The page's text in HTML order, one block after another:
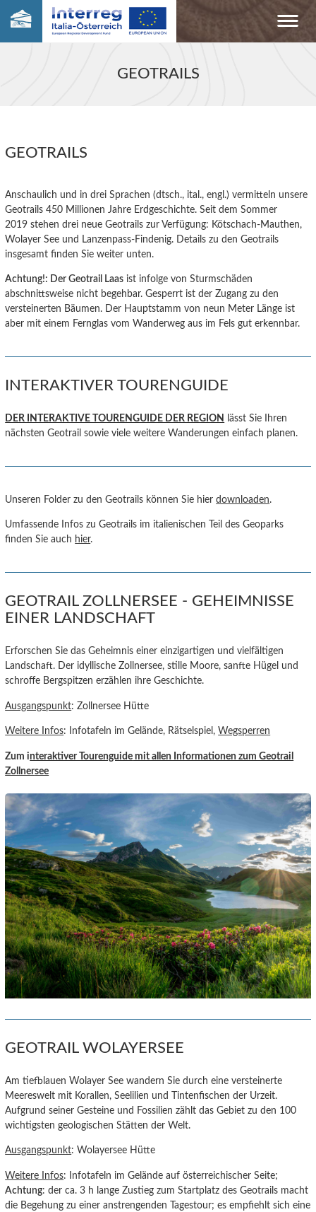
GEOTRAILS
GEOTRAILS
Anschaulich und in drei Sprachen (dtsch., ital., engl.) vermitteln unsere
Geotrails 450 Millionen Jahre Erdgeschichte. Seit dem Sommer
2019 stehen drei neue Geotrails zur Verfügung: Kötschach-Mauthen,
Wolayer See und Lanzenpass-Findenig. Details zu den Geotrails
insgesamt finden Sie weiter unten.
Achtung!: Der Geotrail Laas ist infolge von Sturmschäden
abschnittsweise nicht begehbar. Gesperrt ist der Zugang zu den
versteinerten Bäumen. Der Hauptstamm von neun Meter Länge ist
aber mit einem Fernglas vom Wanderweg aus im Fels gut erkennbar.
INTERAKTIVER TOURENGUIDE
DER INTERAKTIVE TOURENGUIDE DER REGION
lässt Sie Ihren
nächsten Geotrail sowie viele weitere Wanderungen einfach planen.
Unseren Folder zu den Geotrails können Sie hierdownloaden.
Umfassende Infos zu Geotrails im italienischen Teil des Geoparks
finden Sie auch hier.
GEOTRAIL ZOLLNERSEE - GEHEIMNISSE
EINER LANDSCHAFT
Erforschen Sie das Geheimnis einer einzigartigen und vielfältigen
Landschaft. Der idyllische Zollnersee, stille Moore, sanfte Hügel und
schroffe Bergspitzen erzählen ihre Geschichte.
Ausgangspunkt: Zollnersee Hütte
Weitere Infos: Infotafeln im Gelände, Rätselspiel,Wegsperren
Zum interaktiver Tourenguide mit allen Informationen zum Geotrail
Zollnersee
GEOTRAIL WOLAYERSEE
Am tiefblauen Wolayer See wandern Sie durch eine versteinerte
Meereswelt mit Korallen, Seelilien und Tintenfischen der Urzeit.
Aufgrund seiner Gesteine und Fossilien zählt das Gebiet zu den 100
wichtigsten geologischen Stätten der Welt.
Ausgangspunkt: Wolayersee Hütte
Weitere Infos: Infotafeln im Gelände auf österreichischer Seite;
Achtung: der ca. 3 h lange Zustieg zum Startplatz des Geotrails macht
die Begehung zu einer anstrengenden Tagestour; es empfiehlt sich eine